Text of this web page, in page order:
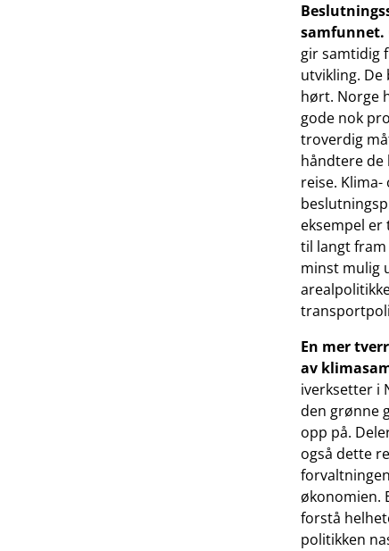
samfunnet.
gir samtidig
utvikling.
hørt. Norge
gode nok
troverdig
håndtere de
reise.
eksempel
til langt
minst mulig
En mer
av
iverksetter i
den grønne
opp på.
også dette
økonomien.
forstå
politikken